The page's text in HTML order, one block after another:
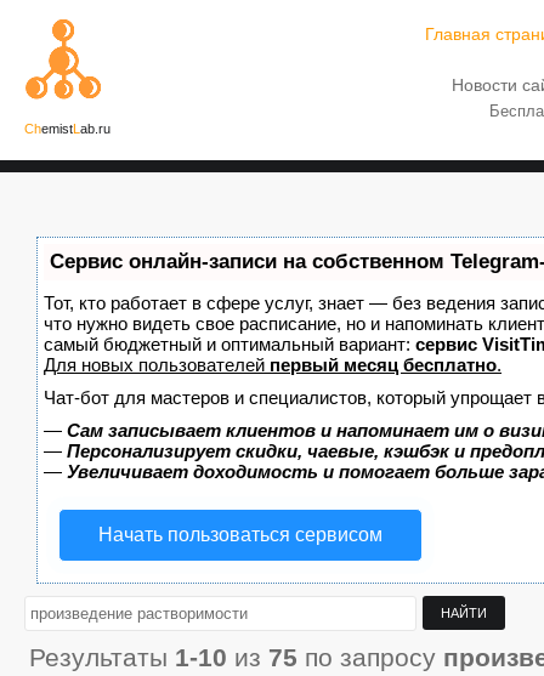
ChemistL ab.ru
Главная
Новости
Сервис онлайн-записи на собственном
Тот, кто работает в сфере услуг, знает — без ведения
что нужно видеть свое расписание, но и напоминать
самый бюджетный и оптимальный вариант: сервис
Для новых пользователей первый месяц бесплатно.
Чат-бот для мастеров и специалистов, который упрощает
— Сам записывает клиентов и напоминает им о
— Персонализирует скидки, чаевые, кэшбэк и
— Увеличивает доходимость и помогает больше
Начать пользоваться сервисом
Результаты 1-10 из 75 по запросу